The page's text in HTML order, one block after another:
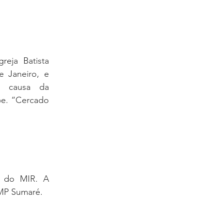
Batista
Janeiro, e
causa da
“Cercado
do MIR. A
Sumaré.